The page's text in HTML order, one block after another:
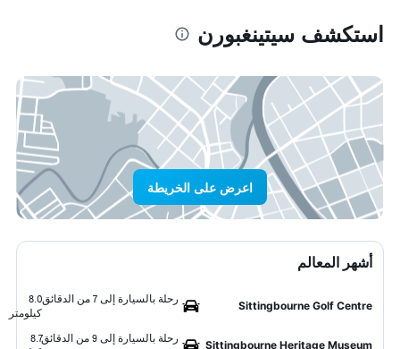
استكشف سيتينغبورن
اعرض على الخريطة
أشهر المعالم
Sittingbourne Golf Centre
رحلة بالسيارة إلى 7 من الدقائق
8.0
كيلومتر
Sittingbourne Heritage Museum
رحلة بالسيارة إلى 9 من الدقائق
8.7